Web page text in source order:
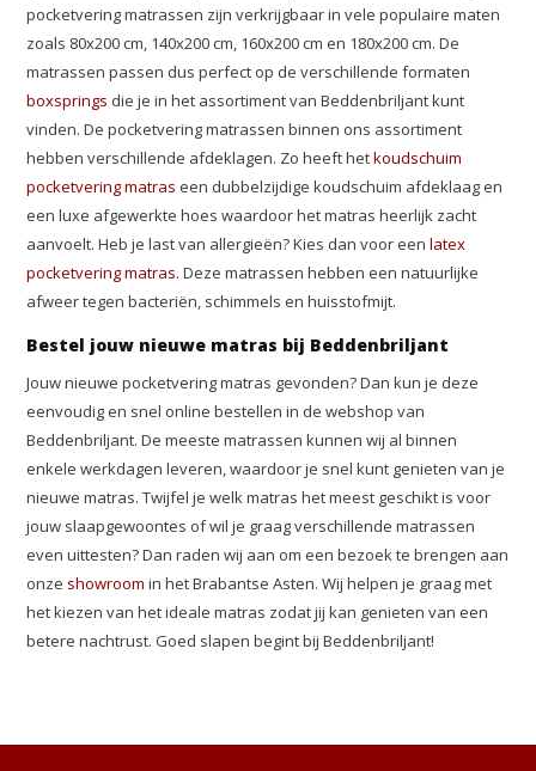
pocketvering matrassen zijn verkrijgbaar in vele populaire maten
zoals 80x200 cm, 140x200 cm, 160x200 cm en 180x200 cm. De
matrassen passen dus perfect op de verschillende formaten
boxsprings die je in het assortiment van Beddenbriljant kunt
vinden. De pocketvering matrassen binnen ons assortiment
hebben verschillende afdeklagen. Zo heeft hetkoudschuim
pocketvering matras een dubbelzijdige koudschuim afdeklaag en
een luxe afgewerkte hoes waardoor het matras heerlijk zacht
aanvoelt. Heb je last van allergieën? Kies dan voor eenlatex
pocketvering matras. Deze matrassen hebben een natuurlijke
afweer tegen bacteriën, schimmels en huisstofmijt.
Bestel jouw nieuwe matras bij Beddenbriljant
Jouw nieuwe pocketvering matras gevonden? Dan kun je deze
eenvoudig en snel online bestellen in de webshop van
Beddenbriljant. De meeste matrassen kunnen wij al binnen
enkele werkdagen leveren, waardoor je snel kunt genieten van je
nieuwe matras. Twijfel je welk matras het meest geschikt is voor
jouw slaapgewoontes of wil je graag verschillende matrassen
even uittesten? Dan raden wij aan om een bezoek te brengen aan
onze showroom in het Brabantse Asten. Wij helpen je graag met
het kiezen van het ideale matras zodat jij kan genieten van een
betere nachtrust. Goed slapen begint bij Beddenbriljant!